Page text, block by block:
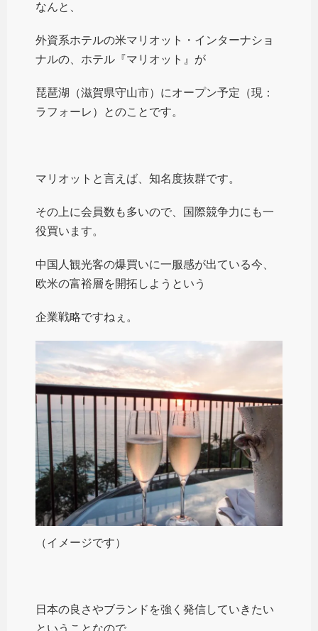
なんと、
外資系ホテルの米マリオット・インターナショ
ナルの、ホテル『マリオット』が
琵琶湖（滋賀県守山市）にオープン予定（現：
ラフォーレ）とのことです。
マリオットと言えば、知名度抜群です。
その上に会員数も多いので、国際競争力にも一
役買います。
中国人観光客の爆買いに一服感が出ている今、
欧米の富裕層を開拓しようという
企業戦略ですねぇ。
（イメージです）
日本の良さやブランドを強く発信していきたい